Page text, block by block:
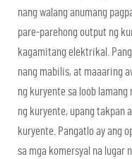
nang walang anumang
pare-parehong output ng
kagamitang elektrikal.
nang mabilis, at maaaring
ng kuryente sa loob
ng kuryente, upang takpan
kuryente. Pangatlo ay ang
sa mga komersyal na lugar